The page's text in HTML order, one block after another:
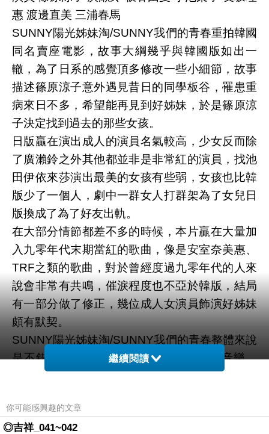
惠 渡邊直美 三浦春馬
SUNNY陽光姊妹淘/SUNNY我們的青春重拍韓國
同名賣座電影，故事大綱幾乎與韓國版如出一
轍，為了日系的感覺頂多修改一些小細節，故事
描述篠原涼子意外遇見昔日的同學板谷，罹患重
病來日不多，希望能再見到好姊妹，於是篠原涼
子決定找到過去的那些女孩。
日版贏在演出成人的演員名氣較高，少女反而除
了廣瀨鈴之外其他都並非是非常紅的演員，找池
田伊依來莎演出最美的女孩有些弱，女孩也比韓
版少了一個人，劇中一群女人打群架為了女兒日
版換成了為了好友出軌。
在大部分情節都差不多的時候，本片贏在大量加
入九零年代末期當紅的歌曲，像是安室奈美惠、
TRF之類的歌曲，對於曾經度過九零年代的人來
說會非常有共鳴，催淚程度也不亞於韓版，結局
有一部分做了修正，幾位成人女演員飾演好姊妹
頗有默契。
SUNNY陽光姊妹淘/SUNNY我們的青春整體來說
是不錯的改編，如果你曾經熟悉JPOP的音樂，
繼續閱讀
你可能感興趣的文章
◎吉祥_041~042